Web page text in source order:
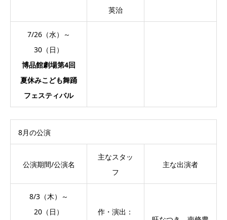
英治
7/26（水）～
30（日）
博品館劇場第4回
夏休みこども舞踊
フェスティバル
8月の公演
公演期間/公演名
主なスタッ
フ
主な出演者
8/3（木）～
20（日）
作・演出：